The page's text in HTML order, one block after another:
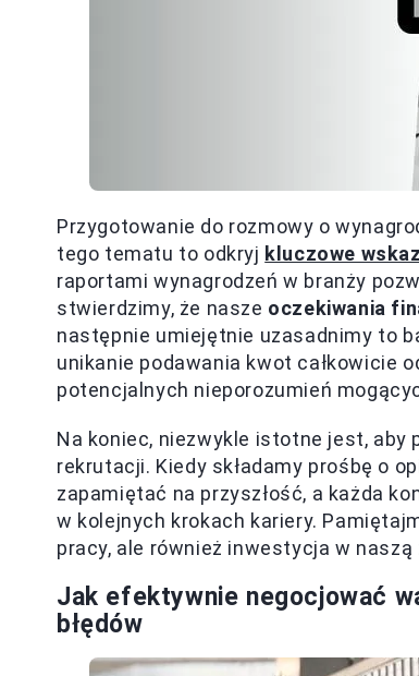
Przygotowanie do rozmowy o
tego tematu to odkryj kluczowe
raportami wynagrodzeń w branży
stwierdzimy, że nasze oczekiwania
następnie umiejętnie uzasadnimy to
unikanie podawania kwot całkowicie
potencjalnych nieporozumień
Na koniec, niezwykle istotne jest, aby
rekrutacji. Kiedy składamy prośbę o
zapamiętać na przyszłość, a każda
w kolejnych krokach kariery.
pracy, ale również inwestycja w naszą
Jak efektywnie negocjować
błędów